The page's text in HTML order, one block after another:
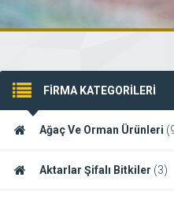
FİRMA KATEGORİLERİ
Ağaç Ve Orman Ürünleri
Aktarlar Şifalı Bitkiler (3)